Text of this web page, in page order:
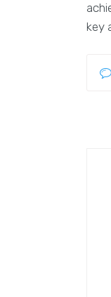
key